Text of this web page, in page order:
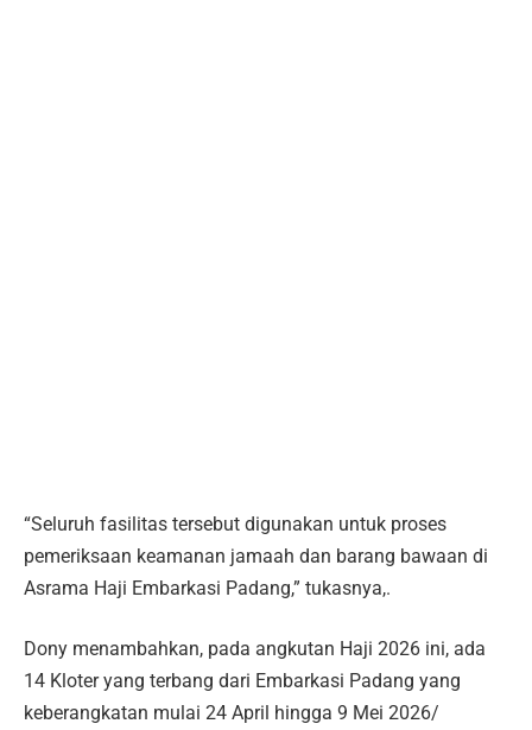
“Seluruh fasilitas tersebut digunakan untuk proses
pemeriksaan keamanan jamaah dan barang bawaan di
Asrama Haji Embarkasi Padang,” tukasnya,.
Dony menambahkan, pada angkutan Haji 2026 ini, ada
14 Kloter yang terbang dari Embarkasi Padang yang
keberangkatan mulai 24 April hingga 9 Mei 2026/